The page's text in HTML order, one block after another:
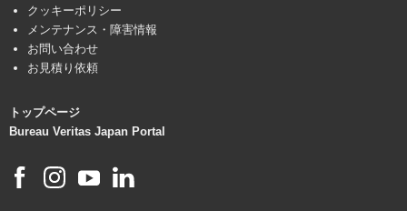
クッキーポリシー
メンテナンス・障害情報
お問い合わせ
お見積り依頼
トップページ
Bureau Veritas Japan Portal